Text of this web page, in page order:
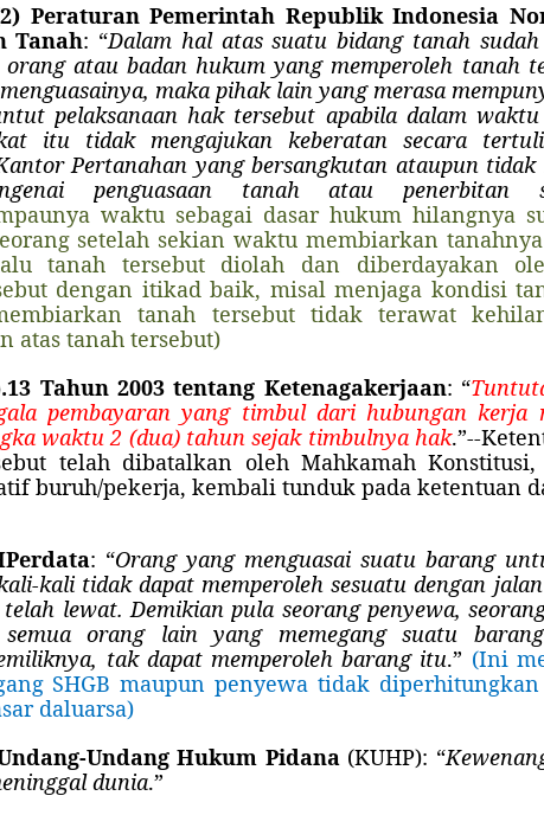
Peraturan Pemerintah Republik Indonesia
Tanah: “Dalam hal atas suatu bidang tanah
orang atau badan hukum yang memperoleh tanah
maka pihak lain yang merasa
pelaksanaan hak tersebut apabila dalam
itu tidak mengajukan keberatan secara
Pertanahan yang bersangkutan ataupun tidak
penguasaan tanah atau penerbitan
waktu sebagai dasar hukum hilangnya
setelah sekian waktu membiarkan
tanah tersebut diolah dan diberdayakan
dengan itikad baik, misal menjaga kondisi
tanah tersebut tidak terawat
atas tanah tersebut)
Tahun 2003 tentang Ketenagakerjaan: “
pembayaran yang timbul dari hubungan kerja
waktu 2 (dua) tahun sejak timbulnya hak.”--
telah dibatalkan oleh Mahkamah
buruh/pekerja, kembali tunduk pada ketentuan
: “Orang yang menguasai suatu barang
kali tidak dapat memperoleh sesuatu dengan
lewat. Demikian pula seorang penyewa,
orang lain yang memegang suatu
tak dapat memperoleh barang itu.” (Ini
SHGB maupun penyewa tidak
daluarsa)
Undang Hukum Pidana(KUHP): “
dunia.”